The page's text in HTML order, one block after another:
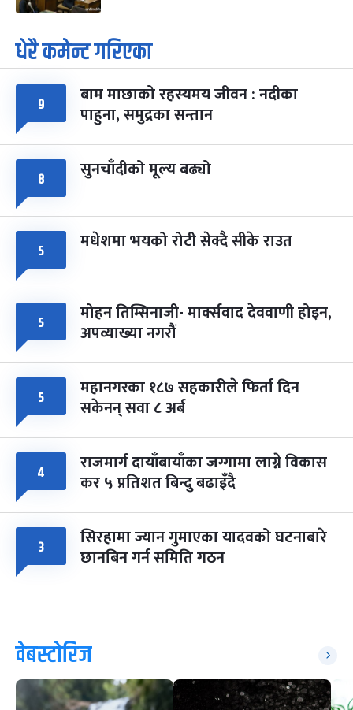
धेरै कमेन्ट गरिएका
९ बाम माछाको रहस्यमय जीवन : नदीका
पाहुना, समुद्रका सन्तान
८ सुनचाँदीको मूल्य बढ्यो
५ मधेशमा भयको रोटी सेक्दै सीके राउत
५ मोहन तिम्सिनाजी- मार्क्सवाद देववाणी होइन,
अपव्याख्या नगरौं
५ महानगरका १८७ सहकारीले फिर्ता दिन
सकेनन् सवा ८ अर्ब
४ राजमार्ग दायाँबायाँका जग्गामा लाग्ने विकास
कर ५ प्रतिशत बिन्दु बढाइँदै
३ सिरहामा ज्यान गुमाएका यादवको घटनाबारे
छानबिन गर्न समिति गठन
वेबस्टोरिज